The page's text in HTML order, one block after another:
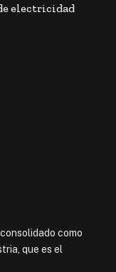
electricidad
como
que es el